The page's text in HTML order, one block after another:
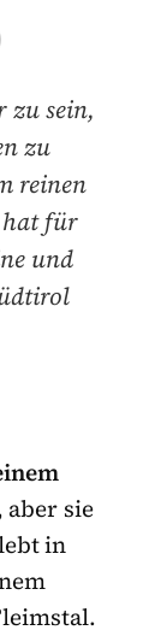
zu sein,
zu
reinen
hat für
und
sie
in